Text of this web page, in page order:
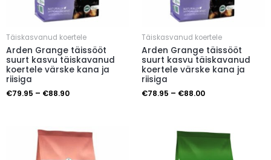
Täiskasvanud koertele
Arden Grange täissööt
suurt kasvu täiskavanud
koertele värske kana ja
riisiga
€79.95 – €88.90
Täiskasvanud koertele
Arden Grange täissööt
suurt kasvu täiskavanud
koertele värske kana ja
riisiga
€78.95 – €88.00